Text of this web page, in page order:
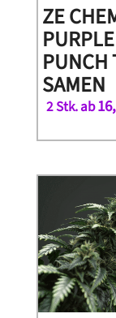
ZE
PURPLE
PUNCH
SAMEN
2 Stk. ab